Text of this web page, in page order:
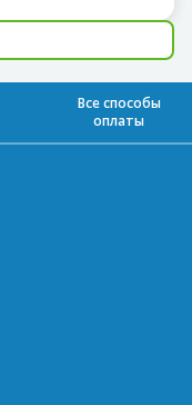
Все способы
оплаты